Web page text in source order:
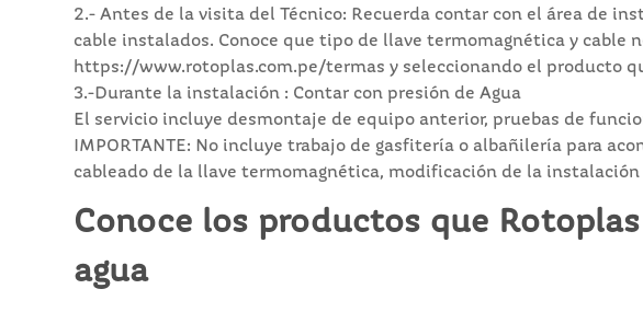
2.- Antes de la visita del Técnico: Recuerda contar con el área de
cable instalados. Conoce que tipo de llave termomagnética y cable
https://www.rotoplas.com.pe/termas y seleccionando el producto
3.-Durante la instalación : Contar con presión de Agua
El servicio incluye desmontaje de equipo anterior, pruebas de
IMPORTANTE: No incluye trabajo de gasfitería o albañilería para
cableado de la llave termomagnética, modificación de la
Conoce los productos que
agua